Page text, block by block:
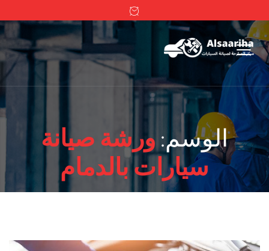
الوسم: ورشة صيانة
سيارات بالدمام